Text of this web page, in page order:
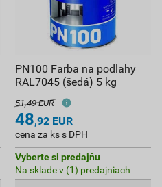
PN100 Farba na podlahy
RAL7045 (šedá) 5 kg
51,49 EUR
48,92 EUR
cena za ks s DPH
Vyberte si predajňu
Na sklade v (1) predajniach